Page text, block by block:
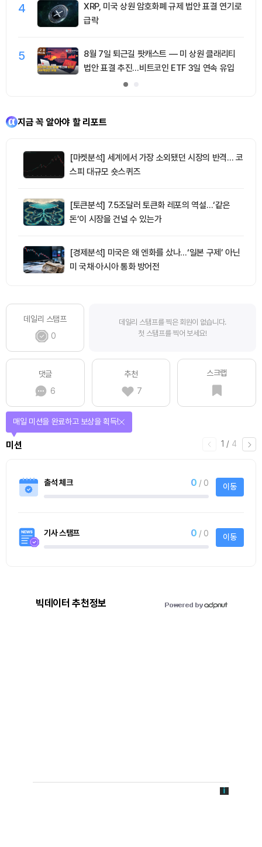
4
XRP, 미국 상원 암호화폐 규제 법안 표결 연기로
급락
5
8월 7일 퇴근길 팟캐스트 — 미 상원 클래리티
법안 표결 추진…비트코인 ETF 3일 연속 유입
지금 꼭 알아야 할 리포트
[마켓분석] 세계에서 가장 소외됐던 시장의 반격… 코
스피 대규모 숏스퀴즈
[토큰분석] 7.5조달러 토큰화 레포의 역설…‘같은
돈’이 시장을 건널 수 있는가
[경제분석] 미국은 왜 엔화를 샀나…‘일본 구제’ 아닌
미 국채·아시아 통화 방어전
데일리 스탬프
0
데일리 스탬프를 찍은 회원이 없습니다.
첫 스탬프를 찍어 보세요!
댓글
6
추천
7
스크랩
1 / 4
미션
매일 미션을 완료하고 보상을 획득!
출석 체크 0 / 0 이동
기사 스탬프 0 / 0 이동
빅데이터 추천정보